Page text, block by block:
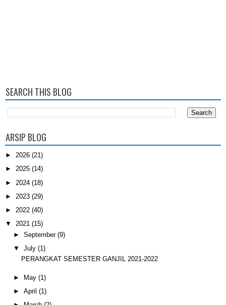
SEARCH THIS BLOG
ARSIP BLOG
► 2026 (21)
► 2025 (14)
► 2024 (18)
► 2023 (29)
► 2022 (40)
▼
2021 (15)
► September (9)
▼
July (1)
PERANGKAT SEMESTER GANJIL 2021-2022
► May (1)
► April (1)